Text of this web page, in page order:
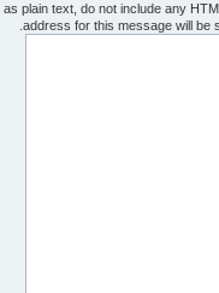
plain text, do not include any
address for this message will be